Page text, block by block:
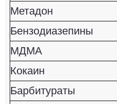
Метадон
Бензодиазепины
МДМА
Кокаин
Барбитураты